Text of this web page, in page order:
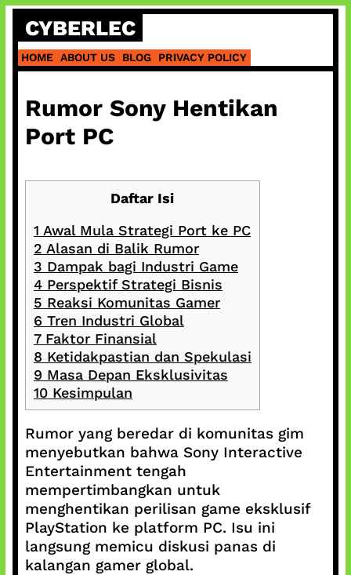
Skip
content
CYBERLEC
HOME ABOUT US BLOG PRIVACY POLICY
Rumor Sony Hentikan
Port PC
Daftar Isi
1 Awal Mula Strategi Port ke PC
2 Alasan di Balik Rumor
3 Dampak bagi Industri Game
4Perspektif Strategi Bisnis
5 Reaksi Komunitas Gamer
6 Tren Industri Global
7Faktor Finansial
8 Ketidakpastian dan Spekulasi
9 Masa Depan Eksklusivitas
10Kesimpulan
Rumor yang beredar di komunitas gim
menyebutkan bahwa Sony Interactive
Entertainment tengah
mempertimbangkan untuk
menghentikan perilisan game eksklusif
PlayStation ke platform PC. Isu ini
langsung memicu diskusi panas di
kalangan gamer global.